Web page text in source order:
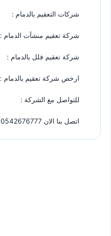
شركات التعقيم بالدمام :
شركة تعقيم منشآت الدمام :
شركة تعقيم فلل بالدمام :
ارخص شركة تعقيم بالدمام :
للتواصل مع الشركة :
اتصل بنا الان 0542676777 زور موقعنا Gama-est.com